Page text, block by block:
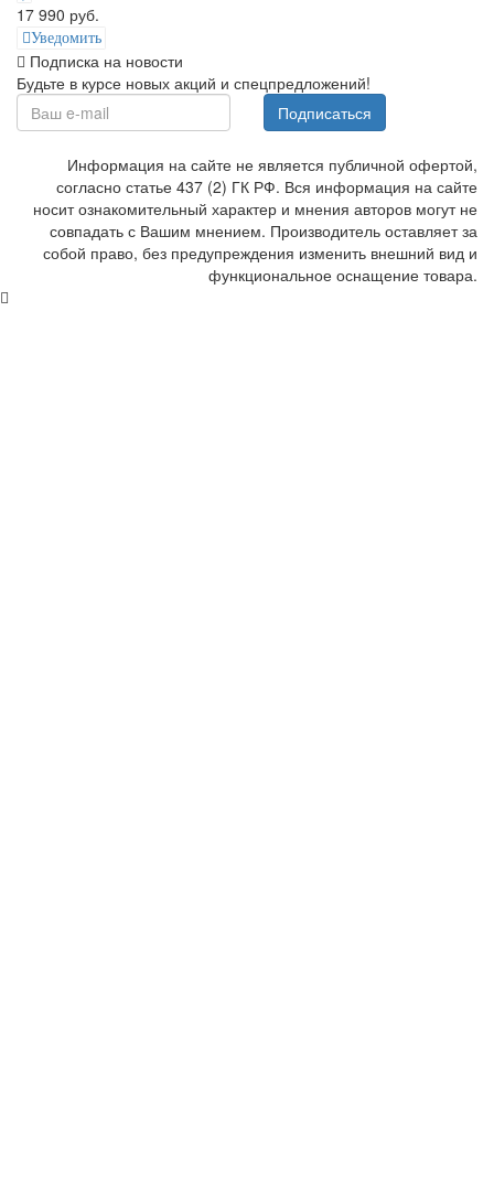
17 990 руб.
Уведомить
Подписка на новости
Будьте в курсе новых акций и спецпредложений!
Подписаться
Информация на сайте не является публичной офертой,
согласно статье 437 (2) ГК РФ. Вся информация на сайте
носит ознакомительный характер и мнения авторов могут не
совпадать с Вашим мнением. Производитель оставляет за
собой право, без предупреждения изменить внешний вид и
функциональное оснащение товара.